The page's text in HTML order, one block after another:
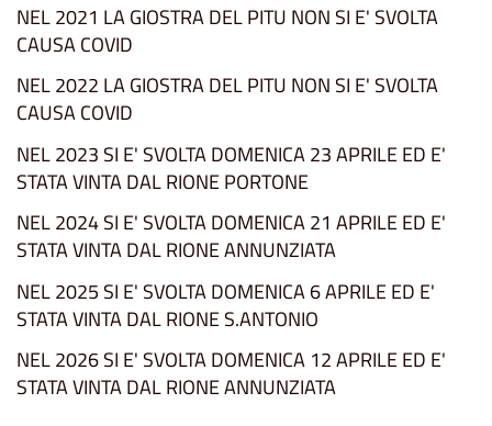
NEL 2021 LA GIOSTRA DEL PITU NON SI E' SVOLTA
CAUSA COVID
NEL 2022 LA GIOSTRA DEL PITU NON SI E' SVOLTA
CAUSA COVID
NEL 2023 SI E' SVOLTA DOMENICA 23 APRILE ED E'
STATA VINTA DAL RIONE PORTONE
NEL 2024 SI E' SVOLTA DOMENICA 21 APRILE ED E'
STATA VINTA DAL RIONE ANNUNZIATA
NEL 2025 SI E' SVOLTA DOMENICA 6 APRILE ED E'
STATA VINTA DAL RIONE S.ANTONIO
NEL 2026 SI E' SVOLTA DOMENICA 12 APRILE ED E'
STATA VINTA DAL RIONE ANNUNZIATA